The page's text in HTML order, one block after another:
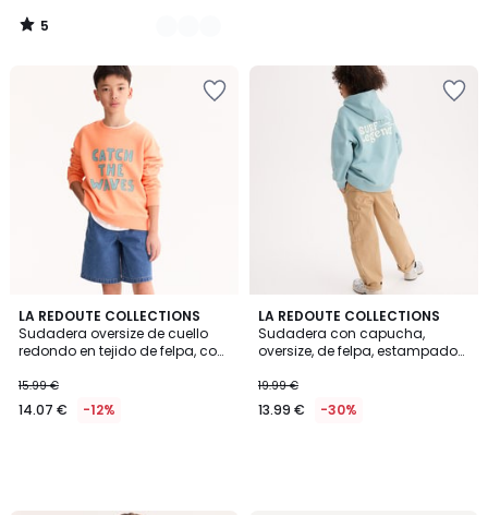
2.99
€
descuento
aplicado.
5
/
LA REDOUTE COLLECTIONS
Sudadera oversize de cuello
redondo en tejido de felpa, con
parte delantera
15.99 €
14.07 € -12%
LA REDOUTE COLLECTIONS
Sudadera con capucha,
oversize, de felpa, estampado
delantera, mensaje estamp
19.99 €
13.99 € -30%